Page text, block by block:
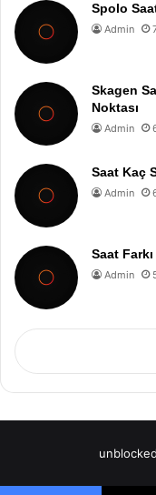
Spolo
Admin
Skagen
Noktası
Admin
Saat Kaç
Admin
Saat
Admin